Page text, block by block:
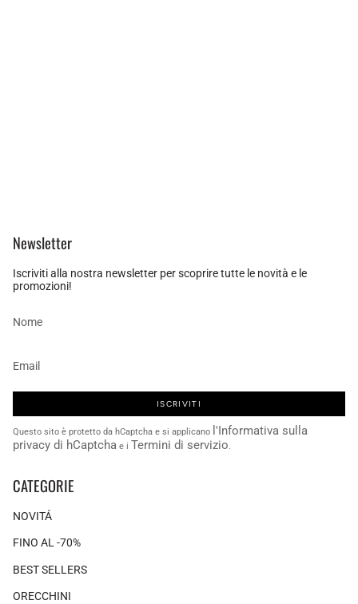
Newsletter
Iscriviti alla nostra newsletter per scoprire tutte le novità e le
promozioni!
ISCRIVITI
Questo sito è protetto da hCaptcha e si applicano l'Informativa sulla
privacy di hCaptcha e i Termini di servizio.
CATEGORIE
NOVITÁ
FINO AL -70%
BEST SELLERS
ORECCHINI